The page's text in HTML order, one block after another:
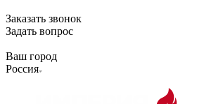
Заказать звонок
Задать вопрос
Ваш город
Россия